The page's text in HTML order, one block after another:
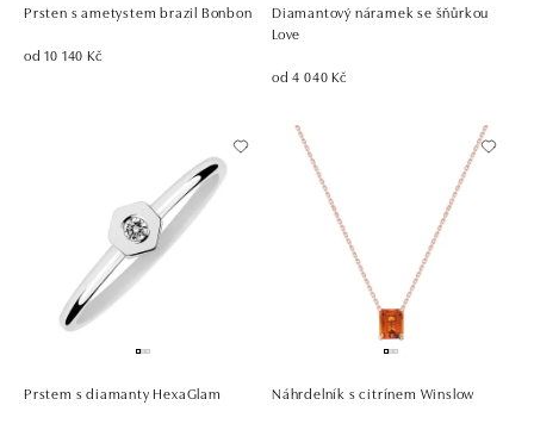
Prsten s ametystem brazil Bonbon
od 10 140 Kč
Diamantový náramek se šňůrkou
Love
od 4 040 Kč
Prstem s diamanty HexaGlam Náhrdelník s citrínem Winslow